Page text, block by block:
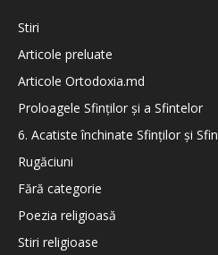
Stiri
Articole preluate
Articole Ortodoxia.md
Proloagele Sfinților și a Sfintelor
6. Acatiste închinate Sfinților și
Rugăciuni
Fără categorie
Poezia religioasă
Stiri religioase